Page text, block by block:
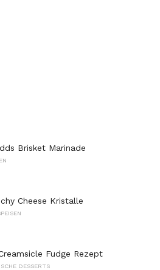
Brisket Marinade
Cheese Kristalle
Fudge Rezept
DESSERTS